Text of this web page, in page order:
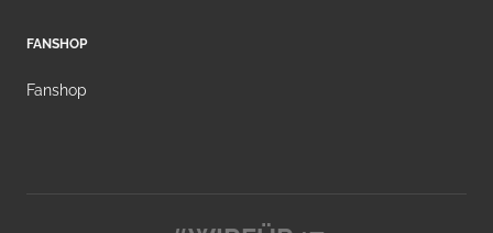
FANSHOP
Fanshop